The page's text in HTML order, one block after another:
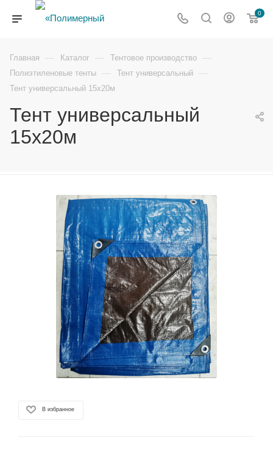
0
Главная — Каталог — Тентовое производство —
Полиэтиленовые тенты — Тент универсальный —
Тент универсальный 15х20м
Тент универсальный
15х20м
В избранное